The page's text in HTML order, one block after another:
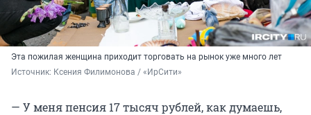
Эта пожилая женщина приходит торговать на рынок уже много лет
Источник: Ксения Филимонова / «ИрСити»
— У меня пенсия 17 тысяч рублей, как думаешь,